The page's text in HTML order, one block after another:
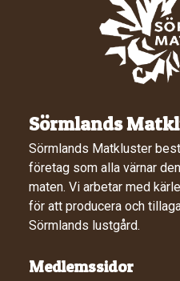
Sörmlands
Sörmlands Matkluster
företag som alla värnar
maten. Vi arbetar med
för att producera och
Sörmlands lustgård.
Medlemssidor